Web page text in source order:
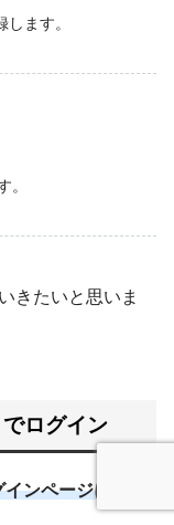
ます。
。
きたいと思いま
ログイン
ンページにアク